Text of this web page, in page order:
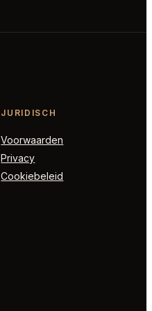
JURIDISCH
Voorwaarden
Privacy
Cookiebeleid